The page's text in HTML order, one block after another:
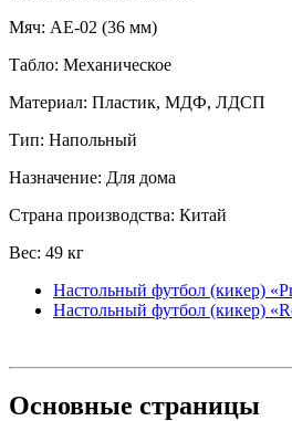
Мяч: AE-02 (36 мм)
Табло: Механическое
Материал: Пластик, МДФ, ЛДСП
Тип: Напольный
Назначение: Для дома
Страна производства: Китай
Вес: 49 кг
Настольный футбол (кикер)
Настольный футбол (кикер)
Основные страницы